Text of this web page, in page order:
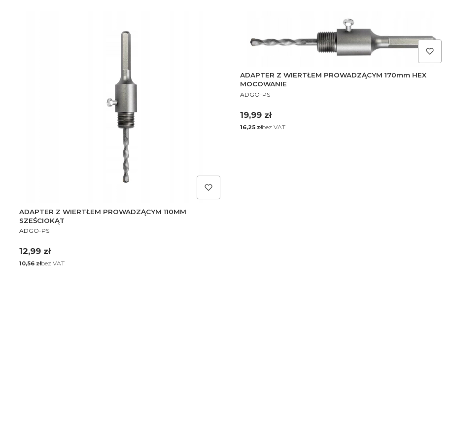
ADAPTER Z WIERTŁEM PROWADZĄCYM 110MM
SZEŚCIOKĄT
PRODUCENT
ADGO-PS
Cena
12,99 zł
Cena
10,56 złbez VAT
ADAPTER Z WIERTŁEM PROWADZĄCYM 170mm HEX
MOCOWANIE
PRODUCENT
ADGO-PS
Cena
19,99 zł
Cena
16,25 złbez VAT